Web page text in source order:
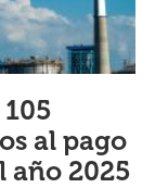
al pago
año 2025